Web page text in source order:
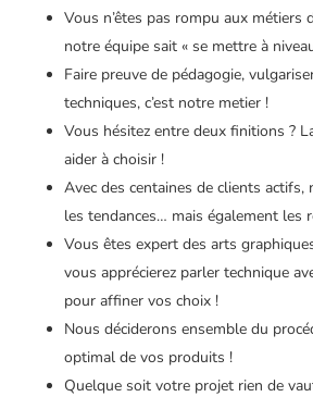
Vous n’êtes pas rompu aux métiers
notre équipe sait « se mettre à
Faire preuve de pédagogie,
techniques, c’est notre metier !
Vous hésitez entre deux finitions ?
aider à choisir !
Avec des centaines de clients actifs,
les tendances… mais également les
Vous êtes expert des arts
vous apprécierez parler technique
pour affiner vos choix !
Nous déciderons ensemble du
optimal de vos produits !
Quelque soit votre projet rien de